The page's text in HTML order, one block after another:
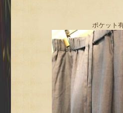
ポケット